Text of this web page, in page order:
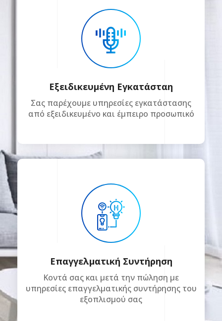
Εξειδικευμένη Εγκατάσταη
Σας παρέχουμε υπηρεσίες εγκατάστασης
από εξειδικευμένο και έμπειρο προσωπικό
Επαγγελματική Συντήρηση
Κοντά σας και μετά την πώληση με
υπηρεσίες επαγγελματικής συντήρησης του
εξοπλισμού σας